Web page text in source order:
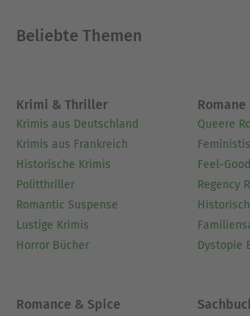
Beliebte Themen
Krimi & Thriller
Krimis aus Deutschland
Krimis aus Frankreich
Historische Krimis
Politthriller
Romantic Suspense
Lustige Krimis
Horror Bücher
Queere
Feel-
Regency
Dystopie
Romance & Spice